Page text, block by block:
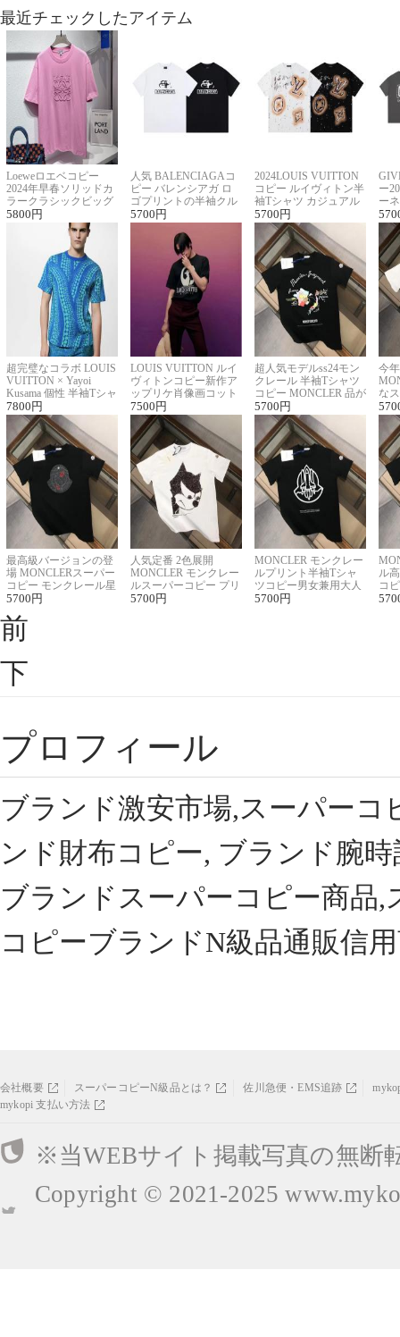
最近チェックしたアイテム
Loeweロエベコピー
2024年早春ソリッドカ
ラークラシックビッグ
ロゴ刺繍Tシャツ
5800 円
人気 BALENCIAGAコ
ピー バレンシアガ ロ
ゴプリントの半袖クル
ーネックTシャツ
5700 円
2024LOUIS VUITTON
コピー ルイヴィトン半
袖Tシャツ カジュアル
に馴染む 2色展開
5700 円
ー
ー
ー
超完璧なコラボ LOUIS
VUITTON × Yayoi
Kusama 個性 半袖Tシャ
ツコピー男女兼用
7800 円
LOUIS VUITTON ルイ
ヴィトンコピー新作ア
ップリケ肖像画コット
ンニット半袖Tシャツ
7500 円
超人気モデルss24モン
クレール 半袖Tシャツ
コピー MONCLER 品が
良く見た目
5700 円
今
な
ル
最高級バージョンの登
場 MONCLERスーパー
コピー モンクレール星
座半袖Tシャツ
5700 円
人気定番 2色展開
MONCLER モンクレー
ルスーパーコピー プリ
ント半袖Tシャツ
5700 円
MONCLER モンクレー
ルプリント半袖Tシャ
ツコピー男女兼用大人
可愛い春夏コーデ
5700 円
ル
コ
ィ
前
下
プロフィール
ブランド激安市場,スーパー
ンド財布コピー, ブランド腕
ブランドスーパーコピー商品
コピーブランドN級品通販信
会社概要 スーパーコピーN級品とは？ 佐川急便・EMS追跡
mykopi 支払い方法
※当WEBサイト掲載写真の無断
Copyright © 2021-2025